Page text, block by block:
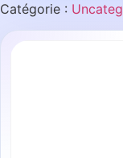
Catégorie :